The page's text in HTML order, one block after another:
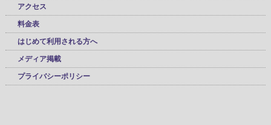
アクセス
料金表
はじめて利用される方へ
メディア掲載
プライバシーポリシー